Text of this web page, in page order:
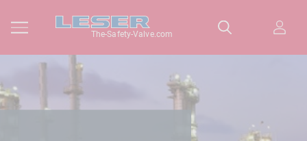
The-Safety-Valve.com